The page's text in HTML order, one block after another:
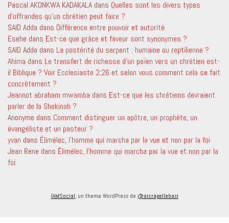
Pascal AKONKWA KADAKALA dans Quelles sont les divers types
d’offrandes qu’un chrétien peut faire ?
SAID Adda dans Différence entre pouvoir et autorité
Esehe dans Est-ce que grâce et faveur sont synonymes ?
SAID Adda dans La postérité du serpent ; humaine ou reptilienne ?
Ahima dans Le transfert de richesse d’un païen vers un chrétien est-
il Biblique ? Voir Ecclesiaste 2:26 et selon vous comment cela se fait
concrètement ?
Jeannot abraham mwamba dans Est-ce que les chrétiens devraient
parler de la Shekinah ?
Anonyme dans Comment distinguer un apôtre, un prophète, un
évangéliste et un pasteur ?
yvan dans Élimélec, l’homme qui marcha par la vue et non par la foi
Jean Rene dans Élimélec, l’homme qui marcha par la vue et non par la
foi
IAMSocial , un theme WordPress de @aicragellebasi